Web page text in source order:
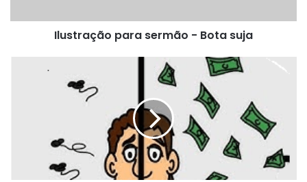
Ilustração para sermão - Bota suja